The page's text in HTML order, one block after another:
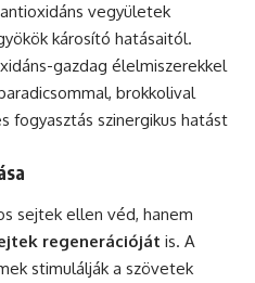
vegyületek
károsító hatásaitól.
gazdag élelmiszerekkel
brokkolival
fogyasztás szinergikus hatást
sejtek ellen véd, hanem
regenerációját is. A
stimulálják a szövetek